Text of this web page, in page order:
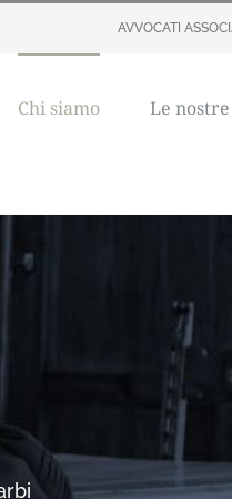
AVVOCATI
Chi siamo Le